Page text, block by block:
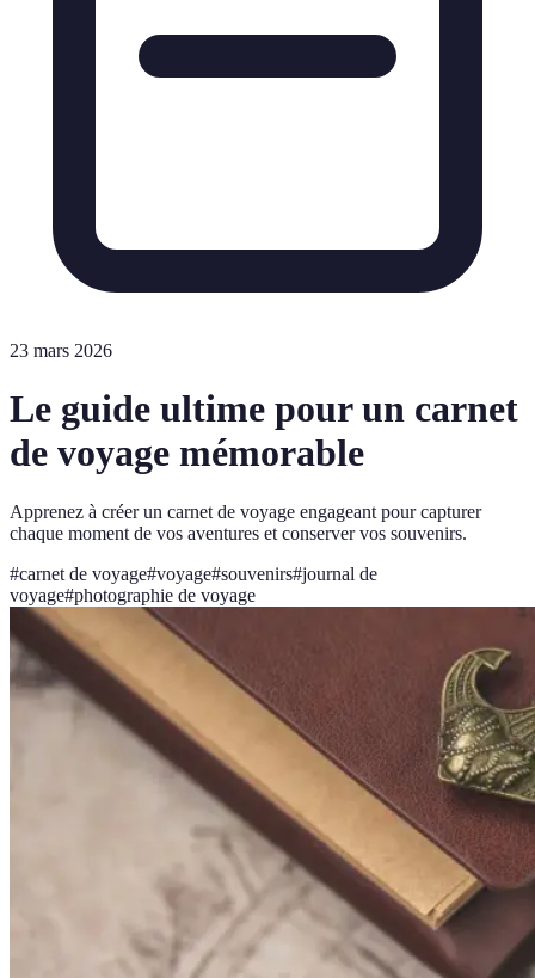
23 mars 2026
Le guide ultime pour un carnet
de voyage mémorable
Apprenez à créer un carnet de voyage engageant pour capturer
chaque moment de vos aventures et conserver vos souvenirs.
#carnet de voyage#voyage#souvenirs#journal de
voyage#photographie de voyage